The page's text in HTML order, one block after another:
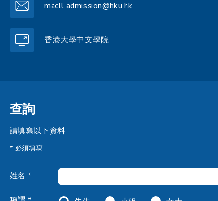
macll.admission@hku.hk
香港大學中文學院
查詢
請填寫以下資料
* 必須填寫
姓名 *